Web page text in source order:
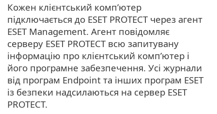
Кожен клієнтський комп’ютер
підключається до ESET PROTECT через агент
ESET Management. Агент повідомляє
серверу ESET PROTECT всю запитувану
інформацію про клієнтський комп’ютер і
його програмне забезпечення. Усі журнали
від програм Endpoint та інших програм ESET
із безпеки надсилаються на сервер ESET
PROTECT.